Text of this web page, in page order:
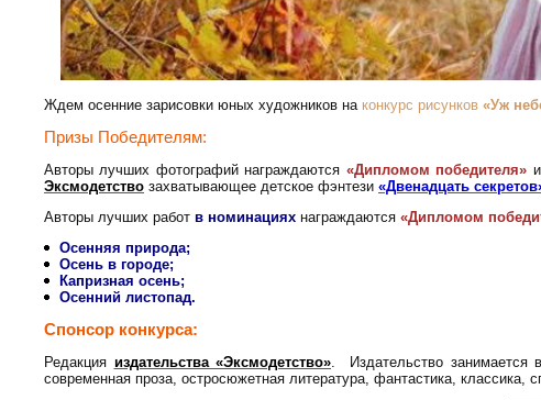
Ждем осенние зарисовки юных художников на конкурс рисунков «Уж
Призы Победителям:
Авторы лучших фотографий награждаются «Дипломом победителя»
Эксмодетство захватывающее детское фэнтези «Двенадцать
Авторы лучших работ в номинациях награждаются «Дипломом
Осенняя природа;
Осень в городе;
Капризная осень;
Осенний листопад.
Спонсор конкурса:
Редакция издательства «Эксмодетство». Издательство занимается
современная проза, остросюжетная литература, фантастика, классика,